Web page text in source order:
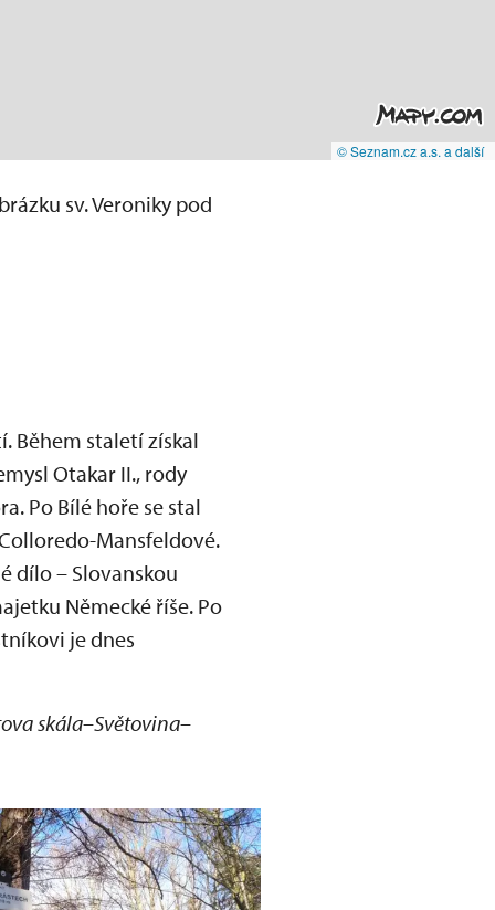
© Seznam.cz a.s. a další
sv. Veroniky pod
Během staletí získal
Otakar II., rody
Po Bílé hoře se stal
Mansfeldové.
dílo – Slovanskou
Německé říše. Po
je dnes
skála–Světovina–